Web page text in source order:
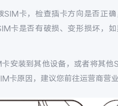
SIM卡，检查插卡方向是否正
卡是否有破损、变形损坏，
安装到其他设备，或者将其他
卡原因，建议您前往运营商营业